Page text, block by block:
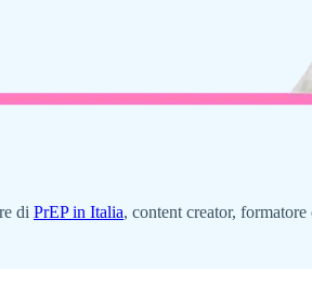
di PrEP in Italia, content creator,